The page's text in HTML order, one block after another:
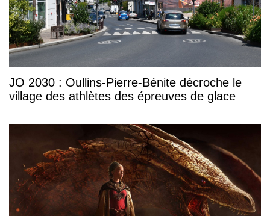
JO 2030 : Oullins-Pierre-Bénite décroche le
village des athlètes des épreuves de glace